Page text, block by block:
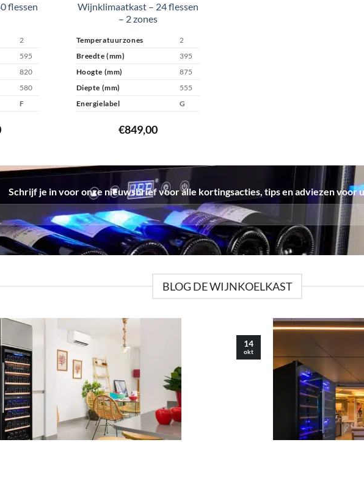
flessen
2
595
820
580
F
Wijnklimaatkast – 24 flessen
– 2 zones
Temperatuurzones
2
Breedte (mm)
395
Hoogte (mm)
875
Diepte (mm)
555
Energielabel
G
€849,00
Schrijf je in voor onze nieuwsbrief voor alle kortingsacties, tips en adviezen voor
BLOG DE WIJNKOELKAST
14
okt